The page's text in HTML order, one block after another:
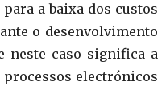
a baixa dos custos
o desenvolvimento
neste caso significa a
processos electrónicos